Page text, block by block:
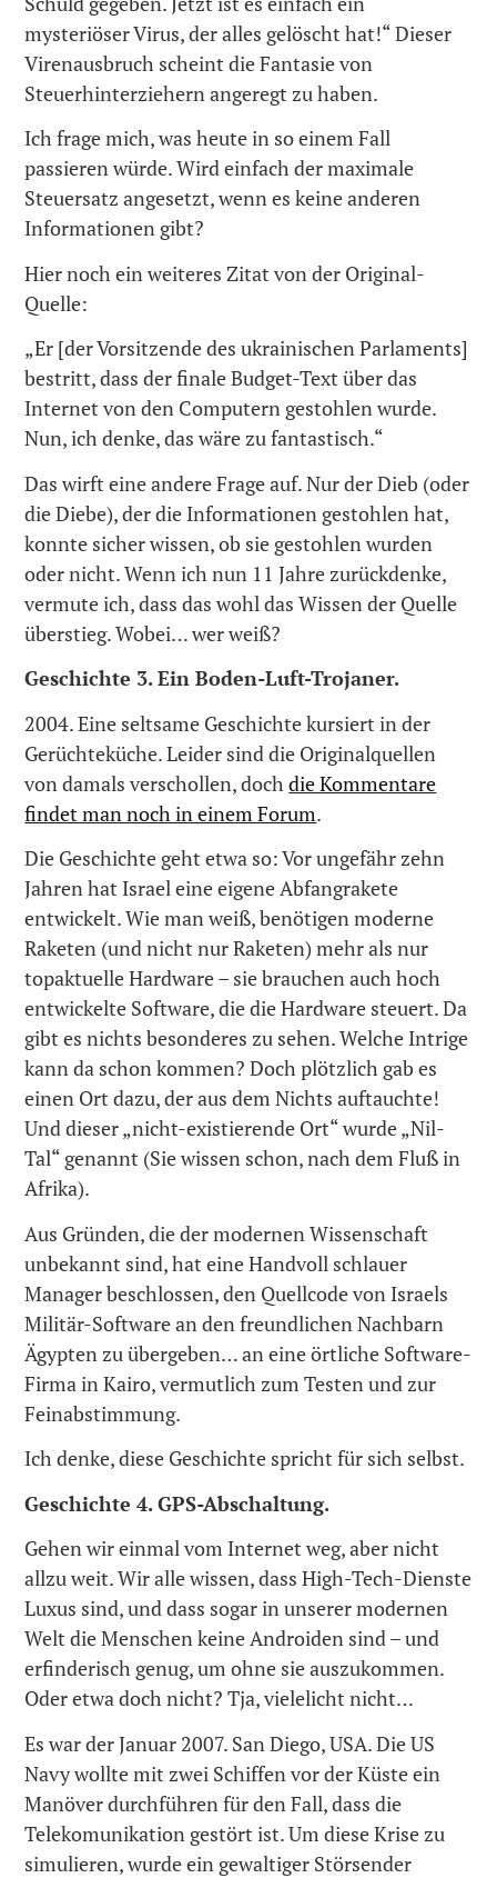
mysteriöser Virus, der alles gelöscht hat!“ Dieser
Virenausbruch scheint die Fantasie von
Steuerhinterziehern angeregt zu haben.
Ich frage mich, was heute in so einem Fall
passieren würde. Wird einfach der maximale
Steuersatz angesetzt, wenn es keine anderen
Informationen gibt?
Hier noch ein weiteres Zitat von der Original-
Quelle:
„Er [der Vorsitzende des ukrainischen Parlaments]
bestritt, dass der finale Budget-Text über das
Internet von den Computern gestohlen wurde.
Nun, ich denke, das wäre zu fantastisch.“
Das wirft eine andere Frage auf. Nur der Dieb (oder
die Diebe), der die Informationen gestohlen hat,
konnte sicher wissen, ob sie gestohlen wurden
oder nicht. Wenn ich nun 11 Jahre zurückdenke,
vermute ich, dass das wohl das Wissen der Quelle
überstieg. Wobei… wer weiß?
Geschichte 3. Ein Boden-Luft-Trojaner.
2004. Eine seltsame Geschichte kursiert in der
Gerüchteküche. Leider sind die Originalquellen
von damals verschollen, dochdie Kommentare
findet man noch in einem Forum.
Die Geschichte geht etwa so: Vor ungefähr zehn
Jahren hat Israel eine eigene Abfangrakete
entwickelt. Wie man weiß, benötigen moderne
Raketen (und nicht nur Raketen) mehr als nur
topaktuelle Hardware – sie brauchen auch hoch
entwickelte Software, die die Hardware steuert. Da
gibt es nichts besonderes zu sehen. Welche Intrige
kann da schon kommen? Doch plötzlich gab es
einen Ort dazu, der aus dem Nichts auftauchte!
Und dieser „nicht-existierende Ort“ wurde „Nil-
Tal“ genannt (Sie wissen schon, nach dem Fluß in
Afrika).
Aus Gründen, die der modernen Wissenschaft
unbekannt sind, hat eine Handvoll schlauer
Manager beschlossen, den Quellcode von Israels
Militär-Software an den freundlichen Nachbarn
Ägypten zu übergeben… an eine örtliche Software-
Firma in Kairo, vermutlich zum Testen und zur
Feinabstimmung.
Ich denke, diese Geschichte spricht für sich selbst.
Geschichte 4. GPS-Abschaltung.
Gehen wir einmal vom Internet weg, aber nicht
allzu weit. Wir alle wissen, dass High-Tech-Dienste
Luxus sind, und dass sogar in unserer modernen
Welt die Menschen keine Androiden sind – und
erfinderisch genug, um ohne sie auszukommen.
Oder etwa doch nicht? Tja, vielelicht nicht…
Es war der Januar 2007. San Diego, USA. Die US
Navy wollte mit zwei Schiffen vor der Küste ein
Manöver durchführen für den Fall, dass die
Telekomunikation gestört ist. Um diese Krise zu
simulieren, wurde ein gewaltiger Störsender